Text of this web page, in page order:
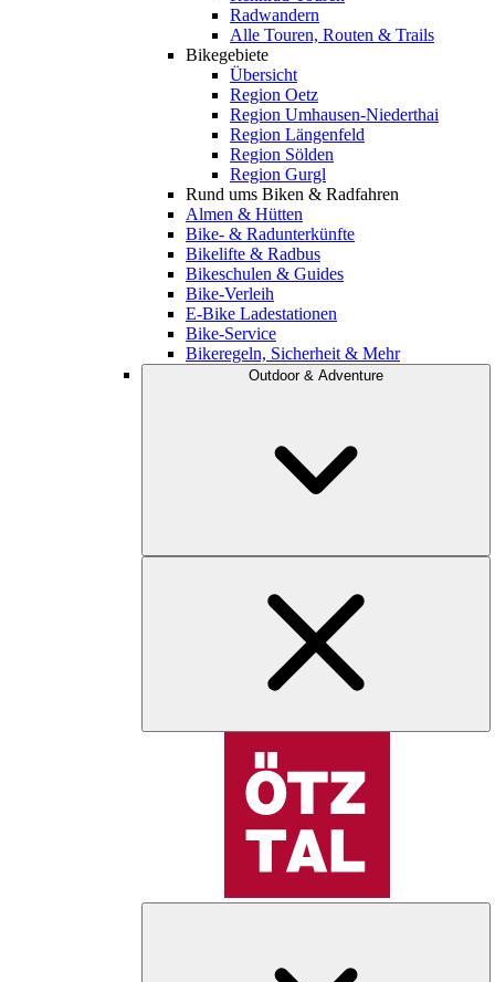
Radwandern
Alle Touren, Routen & Trails
Bikegebiete
Übersicht
Region Oetz
Region Umhausen-Niederthai
Region Längenfeld
Region Sölden
Region Gurgl
Rund ums Biken & Radfahren
Almen & Hütten
Bike- & Radunterkünfte
Bikelifte & Radbus
Bikeschulen & Guides
Bike-Verleih
E-Bike Ladestationen
Bike-Service
Bikeregeln, Sicherheit & Mehr
Outdoor & Adventure